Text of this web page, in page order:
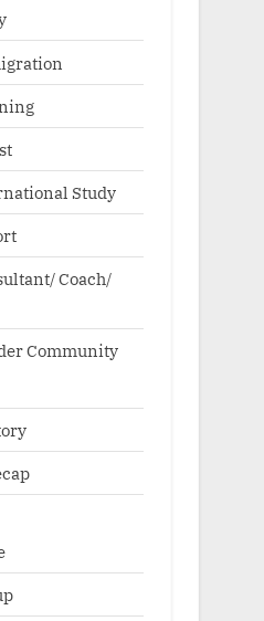
Study
Coach/
Community